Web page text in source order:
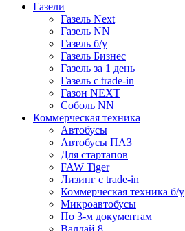
Газели
Газель Next
Газель NN
Газель б/у
Газель Бизнес
Газель за 1 день
Газель с trade-in
Газон NEXT
Соболь NN
Коммерческая техника
Автобусы
Автобусы ПАЗ
Для стартапов
FAW Tiger
Лизинг с trade-in
Коммерческая техника б/у
Микроавтобусы
По 3-м документам